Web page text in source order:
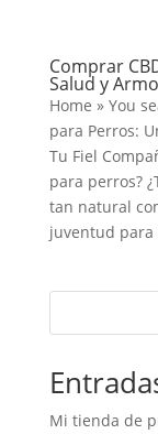
Comprar
Salud y
Home » You
para Perros:
Tu Fiel
para perros?
tan natural
juventud para
Mi tienda de